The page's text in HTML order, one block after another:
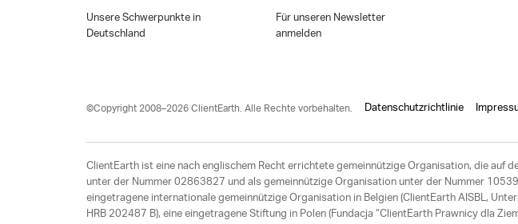
Unsere Schwerpunkte in
Deutschland
Für unseren Newsletter
anmelden
©Copyright 2008–2026 ClientEarth. Alle Rechte vorbehalten. Datenschutzrichtlinie
ClientEarth ist eine nach englischem Recht errichtete gemeinnützige Organisation, die auf
unter der Nummer 02863827 und als gemeinnützige Organisation unter der Nummer
eingetragene internationale gemeinnützige Organisation in Belgien (ClientEarth AISBL,
HRB 202487 B), eine eingetragene Stiftung in Polen (Fundacja “ClientEarth Prawnicy dla